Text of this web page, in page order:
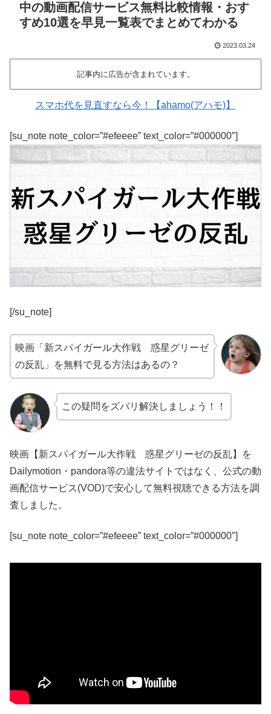
中の動画配信サービス無料比較情報・おす
すめ10選を早見一覧表でまとめてわかる
2023.03.24
記事内に広告が含まれています。
スマホ代を見直すなら今！【ahamo(アハモ)】
[su_note note_color=”#efeeee” text_color=”#000000″]
[/su_note]
映画「新スパイガール大作戦 惑星グリーゼ
の反乱」を無料で見る方法はあるの？
この疑問をズバリ解決しましょう！！
映画【新スパイガール大作戦 惑星グリーゼの反乱】を
Dailymotion・pandora等の違法サイトではなく、公式の動
画配信サービス(VOD)で安心して無料視聴できる方法を調
査しました。
[su_note note_color=”#efeeee” text_color=”#000000″]